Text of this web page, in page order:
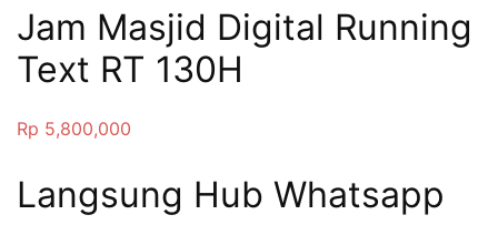
Jam Masjid Digital Running
Text RT 130H
Rp 5,800,000
Langsung Hub Whatsapp